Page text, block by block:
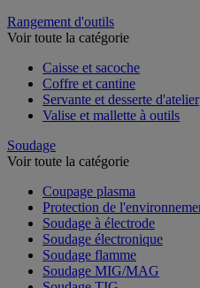
Rangement d'outils
Voir toute la catégorie
Caisse et sacoche
Coffre et cantine
Servante et desserte d'atelier
Valise et mallette à outils
Soudage
Voir toute la catégorie
Coupage plasma
Protection de
Soudage à électrode
Soudage électronique
Soudage flamme
Soudage MIG/MAG